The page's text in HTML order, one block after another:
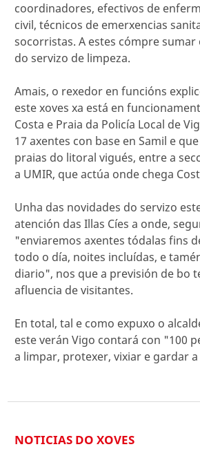
coordinadores, efectivos de
civil, técnicos de emerxencias
socorristas. A estes cómpre sumar
do servizo de limpeza.
Amais, o rexedor en funcións
este xoves xa está en
Costa e Praia da Policía Local de
17 axentes con base en Samil e
praias do litoral vigués, entre a
a UMIR, que actúa onde chega
Unha das novidades do servizo
atención das Illas Cíes a onde,
"enviaremos axentes tódalas fins
todo o día, noites incluídas, e
diario", nos que a previsión de bo
afluencia de visitantes.
En total, tal e como expuxo o
este verán Vigo contará con "100
a limpar, protexer, vixiar e gardar
NOTICIAS DO XOVES